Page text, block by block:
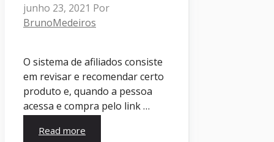
junho 23, 2021 Por
BrunoMedeiros
O sistema de afiliados consiste
em revisar e recomendar certo
produto e, quando a pessoa
acessa e compra pelo link …
Read more